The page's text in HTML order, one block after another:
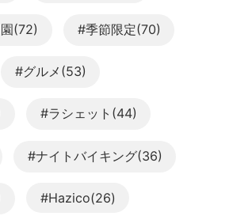
(72) #季節限定(70)
#グルメ(53)
#ラシェット(44)
#ナイトバイキング(36)
#Hazico(26)